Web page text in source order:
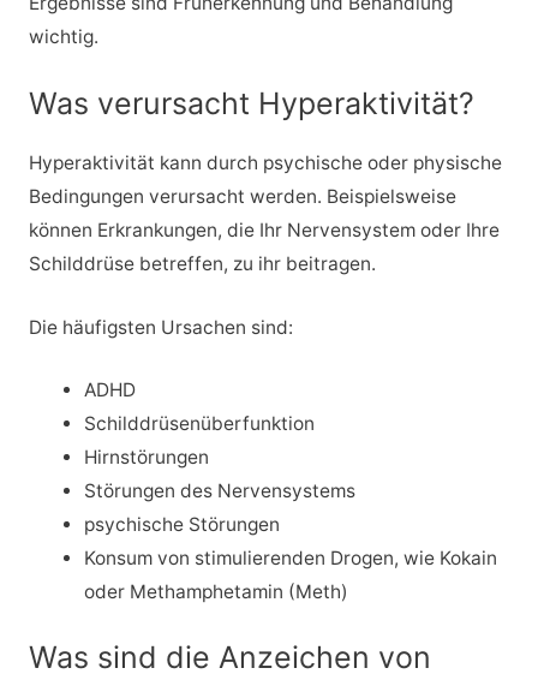
wichtig.
Was verursacht Hyperaktivität?
Hyperaktivität kann durch psychische oder physische
Bedingungen verursacht werden. Beispielsweise
können Erkrankungen, die Ihr Nervensystem oder Ihre
Schilddrüse betreffen, zu ihr beitragen.
Die häufigsten Ursachen sind:
ADHD
Schilddrüsenüberfunktion
Hirnstörungen
Störungen des Nervensystems
psychische Störungen
Konsum von stimulierenden Drogen, wie Kokain
oder Methamphetamin (Meth)
Was sind die Anzeichen von